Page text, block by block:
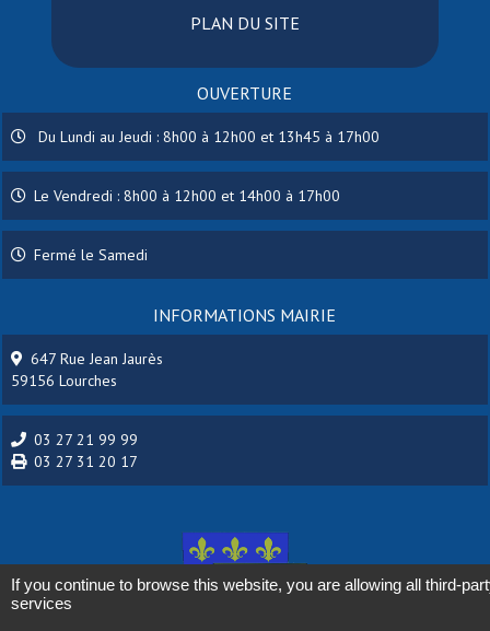
PLAN DU SITE
OUVERTURE
Du Lundi au Jeudi : 8h00 à 12h00 et 13h45 à 17h00
Le Vendredi : 8h00 à 12h00 et 14h00 à 17h00
Fermé le Samedi
INFORMATIONS MAIRIE
647 Rue Jean Jaurès
59156 Lourches
03 27 21 99 99
03 27 31 20 17
If you continue to browse this website, you are allowing all third-
services